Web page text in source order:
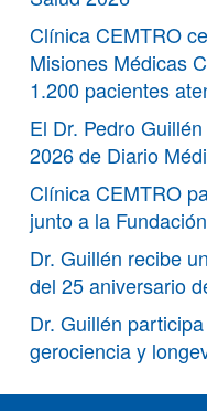
Clínica CEMTRO
Misiones Médicas
1.200 pacientes
El Dr. Pedro
2026 de Diario
Clínica CEMTRO
junto a la
Dr. Guillén recibe
del 25 aniversario
Dr. Guillén
gerociencia y